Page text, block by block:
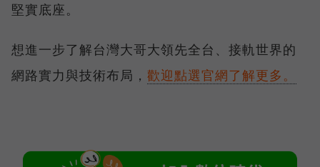
堅實底座。
想進一步了解台灣大哥大領先全台、接軌世界的
網路實力與技術布局， 歡迎點選官網了解更多。